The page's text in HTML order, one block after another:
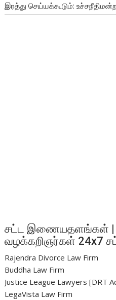
இரத்து செய்யக்கூடும்: உச்சநீதிமன்ற
சட்ட இணையதளங்கள்
வழக்கறிஞர்கள் 24x7
Rajendra Divorce Law Firm
Buddha Law Firm
Justice League Lawyers [DRT
LegaVista Law Firm